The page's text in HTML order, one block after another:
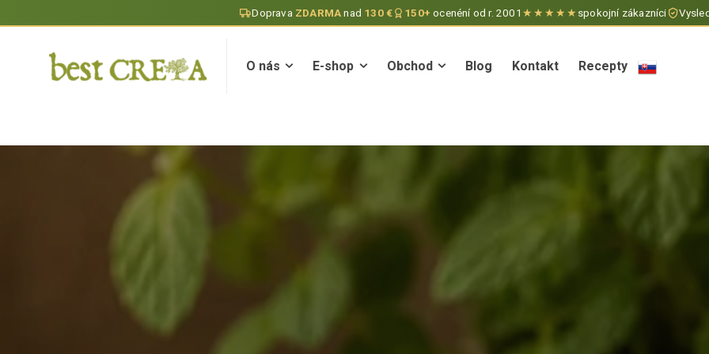
Doprava ZDARMAnad 130 € 150+ ocenéní od r. 2001 ★★★★★ spokojní zákazníci
O nás E-shop Obchod Blog Kontakt Recepty
O nás E-shop Obchod Blog Kontakt Recepty